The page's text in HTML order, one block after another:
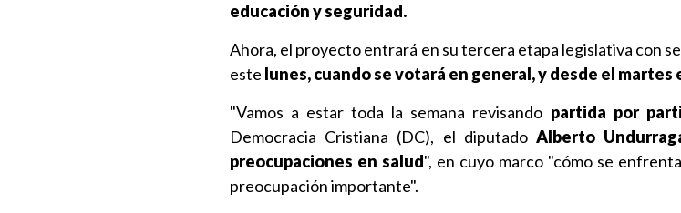
educación y seguridad.
Ahora, el proyecto entrará en su tercera etapa legislativa con
este lunes, cuando se votará en general, y desde el martes
"Vamos a estar toda la semana revisando partida por
Democracia Cristiana (DC), el diputadoAlberto
preocupaciones en salud", en cuyo marco "cómo se
preocupación importante".